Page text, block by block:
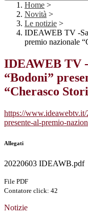
Home >
Novità >
Le notizie >
IDEAWEB TV -
premio nazionale
IDEAWEB TV
“Bodoni”
“Cherasco
https://
presente-al-premio-
Allegati
20220603 IDEAWB.pdf
File PDF
Contatore click: 42
Notizie